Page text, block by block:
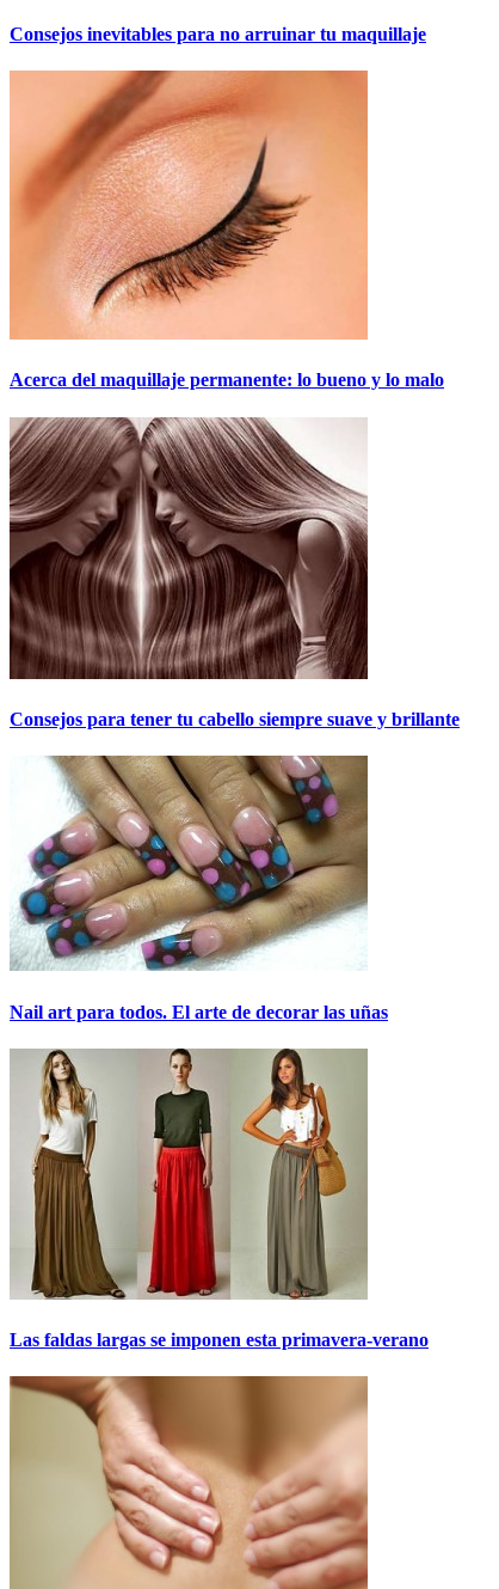
Consejos inevitables para no arruinar tu maquillaje
Acerca del maquillaje permanente: lo bueno y lo malo
Consejos para tener tu cabello siempre suave y brillante
Nail art para todos. El arte de decorar las uñas
Las faldas largas se imponen esta primavera-verano